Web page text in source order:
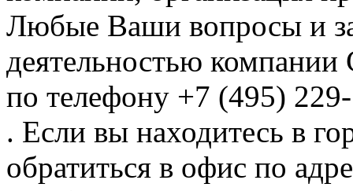
Любые Ваши вопросы и
деятельностью
по телефону +7 (495)
. Если вы находитесь в
обратиться в офис по